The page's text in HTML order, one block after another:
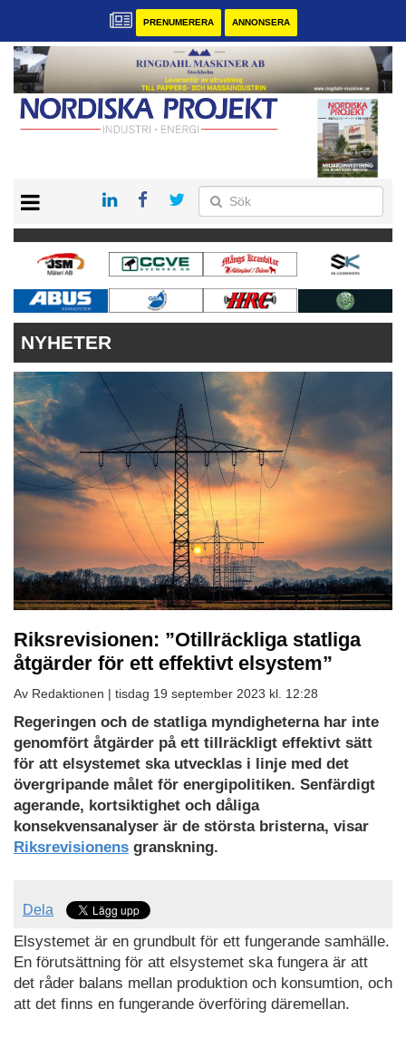
PRENUMERERA ANNONSERA
KONTAKT
VÅRA ANDRA MAGASIN
PRENUMERERA
ANNONSERA
NYHETER
Riksrevisionen: ”Otillräckliga statliga
åtgärder för ett effektivt elsystem”
Av Redaktionen | tisdag 19 september 2023 kl. 12:28
Regeringen och de statliga myndigheterna har inte
genomfört åtgärder på ett tillräckligt effektivt sätt
för att elsystemet ska utvecklas i linje med det
övergripande målet för energipolitiken. Senfärdigt
agerande, kortsiktighet och dåliga
konsekvensanalyser är de största bristerna, visar
Riksrevisionens granskning.
Dela
Elsystemet är en grundbult för ett fungerande samhälle.
En förutsättning för att elsystemet ska fungera är att
det råder balans mellan produktion och konsumtion, och
att det finns en fungerande överföring däremellan.